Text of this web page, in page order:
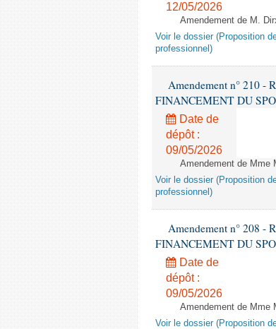
12/05/2026
Amendement de M.
Voir le dossier (Proposition
professionnel)
Amendement n° 210
FINANCEMENT DU
Date de
dépôt :
09/05/2026
Amendement de Mme
Voir le dossier (Proposition
professionnel)
Amendement n° 208
FINANCEMENT DU
Date de
dépôt :
09/05/2026
Amendement de Mme
Voir le dossier (Proposition